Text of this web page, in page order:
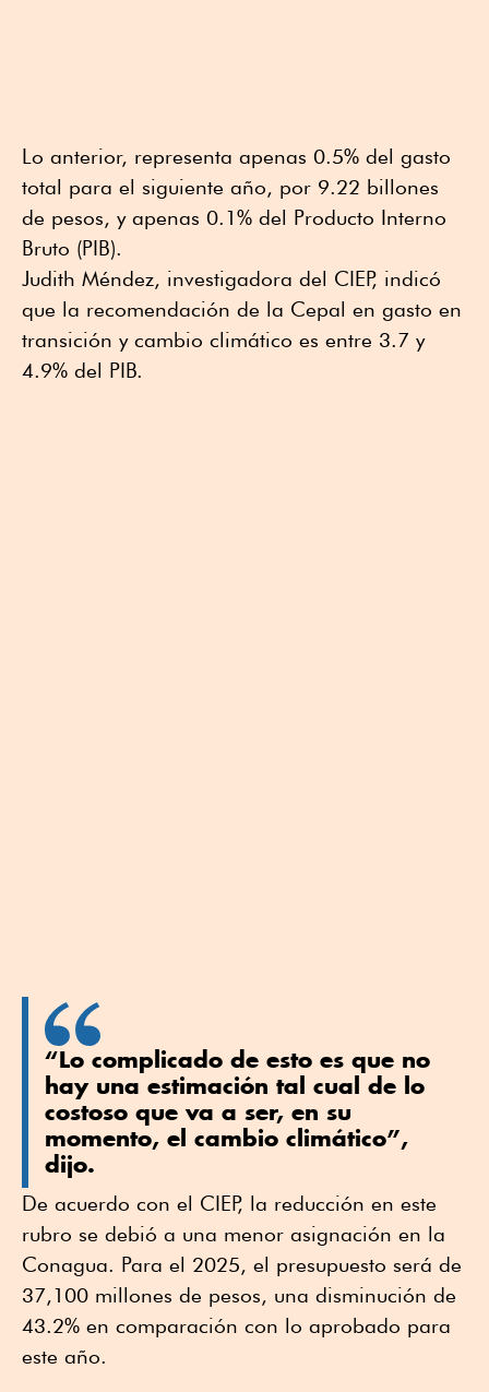
Lo anterior, representa apenas 0.5% del gasto
total para el siguiente año, por 9.22 billones
de pesos, y apenas 0.1% del Producto Interno
Bruto (PIB).
Judith Méndez, investigadora del CIEP, indicó
que la recomendación de la Cepal en gasto en
transición y cambio climático es entre 3.7 y
4.9% del PIB.
“Lo complicado de esto es que no
hay una estimación tal cual de lo
costoso que va a ser, en su
momento, el cambio climático”,
dijo.
De acuerdo con el CIEP, la reducción en este
rubro se debió a una menor asignación en la
Conagua. Para el 2025, el presupuesto será de
37,100 millones de pesos, una disminución de
43.2% en comparación con lo aprobado para
este año.